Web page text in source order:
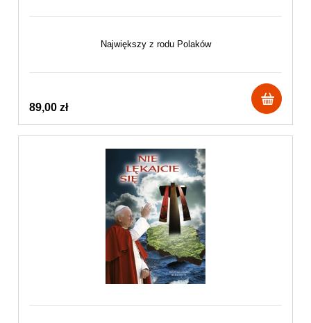
Największy z rodu Polaków
89,00 zł